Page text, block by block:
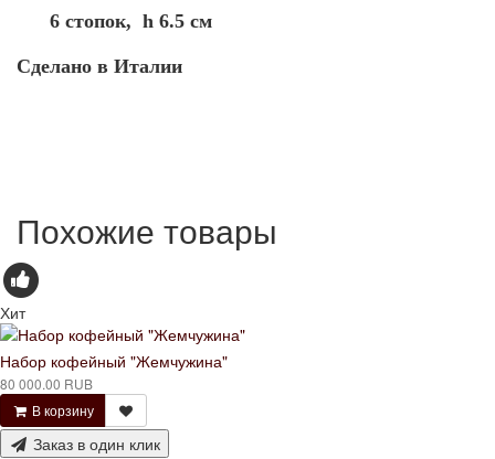
6 стопок, h 6.5 см
Сделано в Италии
Похожие товары
Хит
Набор кофейный "Жемчужина"
80 000.00 RUB
В корзину
Заказ в один клик